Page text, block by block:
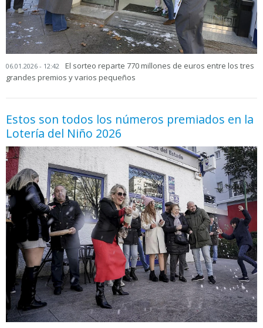
06.01.2026 - 12:42
El sorteo reparte 770 millones de euros entre los tres
grandes premios y varios pequeños
Estos son todos los números premiados en la
Lotería del Niño 2026